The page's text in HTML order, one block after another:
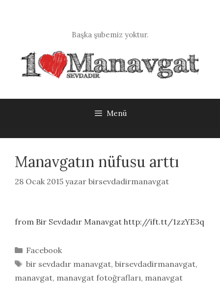
Başka şubemiz yoktur.
Menü
Manavgatın nüfusu arttı
28 Ocak 2015 yazar birsevdadirmanavgat
from Bir Sevdadır Manavgat http://ift.tt/1zzYE3q
Kategoriler
Facebook
Etiketler
bir sevdadır manavgat, birsevdadirmanavgat,
manavgat, manavgat fotoğrafları, manavgat